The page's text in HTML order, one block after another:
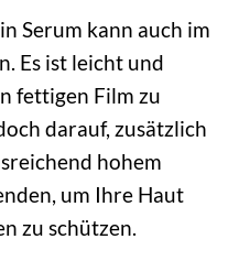
Serum kann auch im
Es ist leicht und
fettigen Film zu
darauf, zusätzlich
hohem
um Ihre Haut
zu schützen.